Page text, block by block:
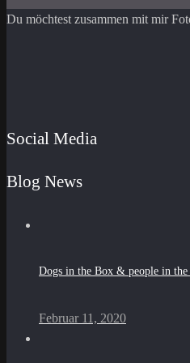
Du möchtest zusammen mit mir
Social Media
Blog News
Dogs in the Box & people in the
Februar 11, 2020